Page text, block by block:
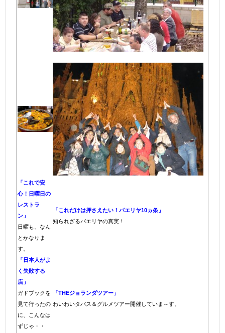
「これで安
心！日曜日の
レストラ
ン」
日曜も、なん
とかなりま
す。
「これだけは押さえたい！パエリヤ10ヵ条」
知られざるパエリヤの真実！
「日本人がよ
く失敗する
店」
ガドブックを
見て行ったの
に、こんなは
ずじゃ・・
「THEジョランダツアー」
わいわいタパス＆グルメツアー開催していま～す。